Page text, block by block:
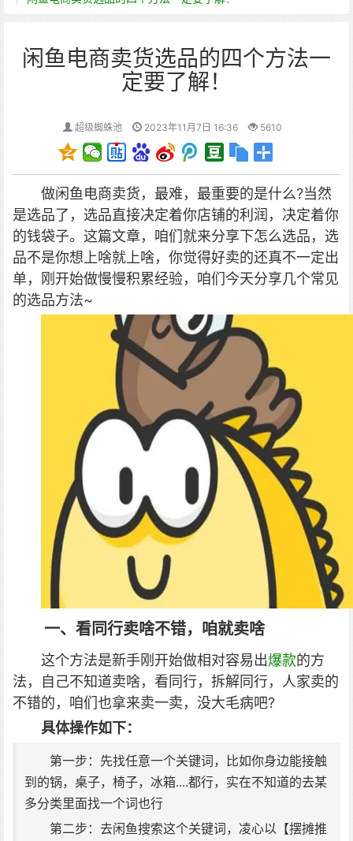
闲鱼电商卖货选品的四个方法一
定要了解！
超级蜘蛛池 2023年11月7日 16:36 5610
做闲鱼电商卖货，最难，最重要的是什么?当然
是选品了，选品直接决定着你店铺的利润，决定着你
的钱袋子。这篇文章，咱们就来分享下怎么选品，选
品不是你想上啥就上啥，你觉得好卖的还真不一定出
单，刚开始做慢慢积累经验，咱们今天分享几个常见
的选品方法~
一、看同行卖啥不错，咱就卖啥
这个方法是新手刚开始做相对容易出爆款的方
法，自己不知道卖啥，看同行，拆解同行，人家卖的
不错的，咱们也拿来卖一卖，没大毛病吧?
具体操作如下：
第一步：先找任意一个关键词，比如你身边能接触
到的锅，桌子，椅子，冰箱....都行，实在不知道的去某
多分类里面找一个词也行
第二步：去闲鱼搜索这个关键词，凌心以【摆摊推